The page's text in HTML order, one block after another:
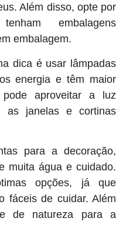
Além disso, opte por
embalagens
embalagem.
dica é usar lâmpadas
energia e têm maior
aproveitar a luz
as janelas e cortinas
para a decoração,
muita água e cuidado.
opções, já que
fáceis de cuidar. Além
de natureza para a